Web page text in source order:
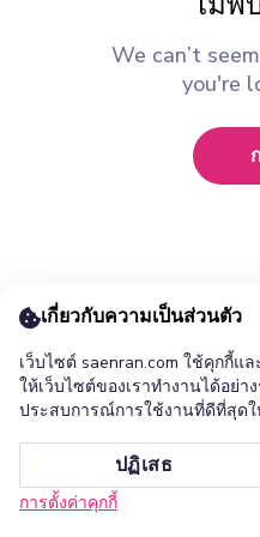
We can’t
you're
หน้าแรก
เกี่ยวกับความเป็นส่วนตัว
เว็บไซต์ saenran.com ใช้คุกกี้แ
ให้เว็บไซต์ของเราทำงานได้อย่
ประสบการณ์การใช้งานที่ดีที่สุด
ปฏิเสธ
การตั้งค่าคุกกี้